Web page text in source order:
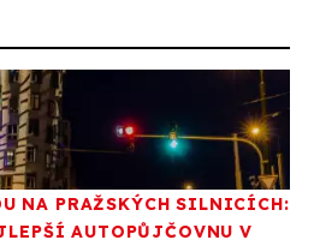
NA PRAŽSKÝCH SILNICÍCH:
AUTOPŮJČOVNU V